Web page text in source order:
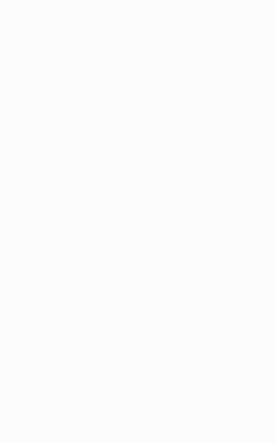
výškové rozdíly, orientaci
kdy jedna část kanceláře je
pouze pro